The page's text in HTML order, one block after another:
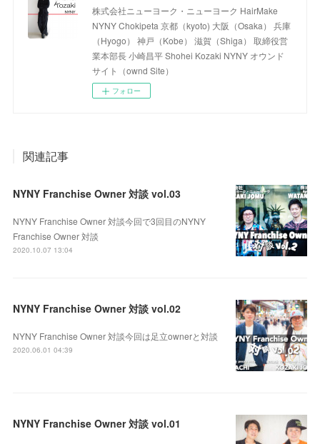
株式会社ニューヨーク・ニューヨーク HairMake
NYNY Chokipeta 京都（kyoto) 大阪（Osaka） 兵庫
（Hyogo） 神戸（Kobe） 滋賀（Shiga） 取締役営
業本部長 小崎昌平 Shohei Kozaki NYNY オウンド
サイト（ownd Site）
フォロー
関連記事
NYNY Franchise Owner 対談 vol.03
NYNY Franchise Owner 対談今回で3回目のNYNY
Franchise Owner 対談
2020.10.07 13:04
NYNY Franchise Owner 対談 vol.02
NYNY Franchise Owner 対談今回は足立ownerと対談
2020.06.01 04:39
NYNY Franchise Owner 対談 vol.01